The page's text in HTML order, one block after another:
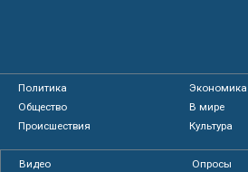
Политика
Экономика
Общество
В мире
Происшествия
Культура
Видео
Опросы